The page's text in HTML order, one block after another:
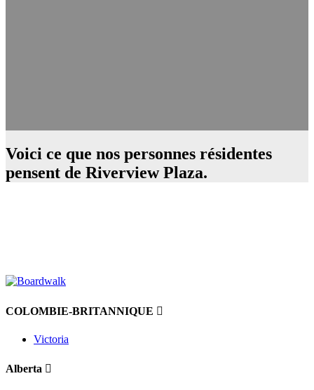
Voici ce que nos personnes résidentes
pensent de Riverview Plaza.
COLOMBIE-BRITANNIQUE
Victoria
Alberta